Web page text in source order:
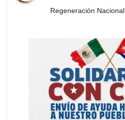
Regeneración Nacional